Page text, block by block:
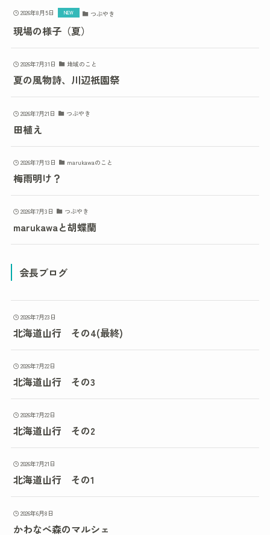
2026年8月5日 つぶやき
現場の様子（夏）
2026年7月31日 地域のこと
夏の風物詩、川辺祇園祭
2026年7月21日 つぶやき
田植え
2026年7月13日 marukawaのこと
梅雨明け？
2026年7月3日 つぶやき
marukawaと胡蝶蘭
会長ブログ
2026年7月23日
北海道山行 その4(最終)
2026年7月22日
北海道山行 その3
2026年7月22日
北海道山行 その2
2026年7月21日
北海道山行 その1
2026年6月8日
かわなべ森のマルシェ